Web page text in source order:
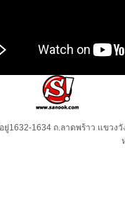
ยู่1632-1634 ถ.ลาดพร้าว แขวง